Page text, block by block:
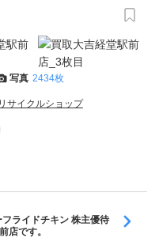
写真 2434枚
リサイクルショップ
ライドチキン 株主優待
店です。